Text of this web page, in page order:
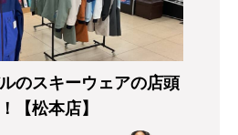
のスキーウェアの店頭
【松本店】